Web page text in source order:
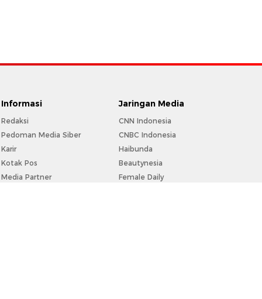
Informasi
Redaksi
Pedoman Media Siber
Karir
Kotak Pos
Media Partner
Jaringan Media
CNN Indonesia
CNBC Indonesia
Haibunda
Beautynesia
Female Daily